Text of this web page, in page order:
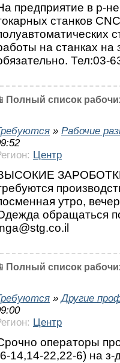
предприятие в р-
станков
на станках на
Тел:03-
Полный список
» Рабочие
Центр
ЗАРОБОТКИ
утро,
обращаться
Полный список
»Другие
Центр
операторы
14,14-22,22-6) на